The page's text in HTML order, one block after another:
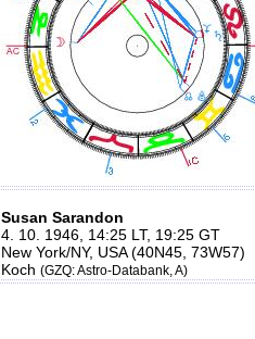
Susan Sarandon
4. 10. 1946, 14:25 LT, 19:25 GT
New York/NY, USA (40N45, 73W57)
Koch (GZQ: Astro-Databank, A)